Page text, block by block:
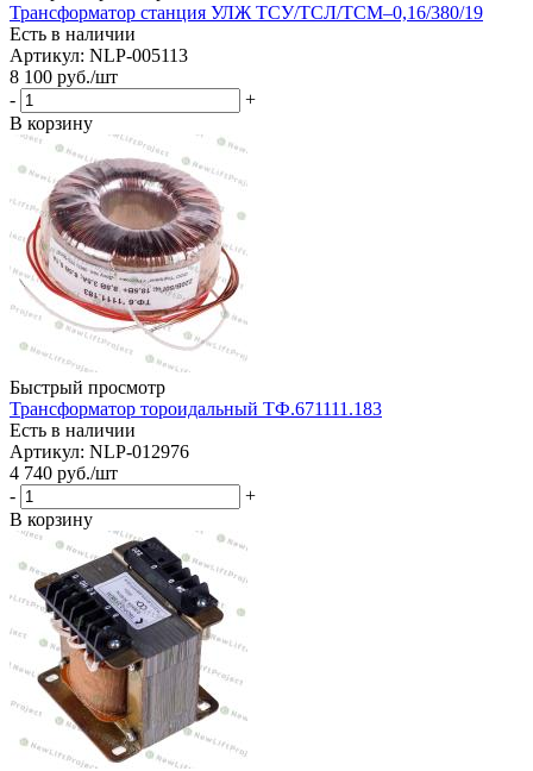
Трансформатор станция УЛЖ ТСУ/ТСЛ/ТСМ–0,16/380/19
Есть в наличии
Артикул: NLP-005113
8 100 руб./шт
-
+
В корзину
Быстрый просмотр
Трансформатор тороидальный ТФ.671111.183
Есть в наличии
Артикул: NLP-012976
4 740 руб./шт
-
+
В корзину